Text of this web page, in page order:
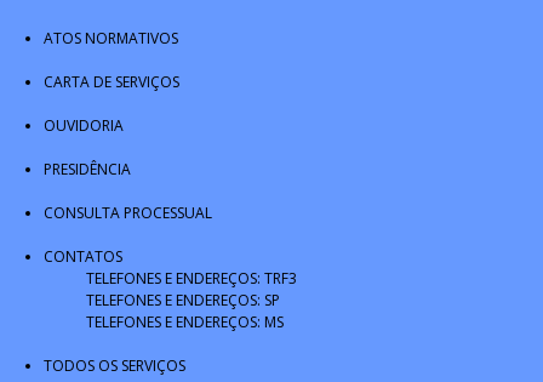
ATOS NORMATIVOS
CARTA DE SERVIÇOS
OUVIDORIA
PRESIDÊNCIA
CONSULTA PROCESSUAL
CONTATOS
TELEFONES E ENDEREÇOS: TRF3
TELEFONES E ENDEREÇOS: SP
TELEFONES E ENDEREÇOS: MS
TODOS OS SERVIÇOS